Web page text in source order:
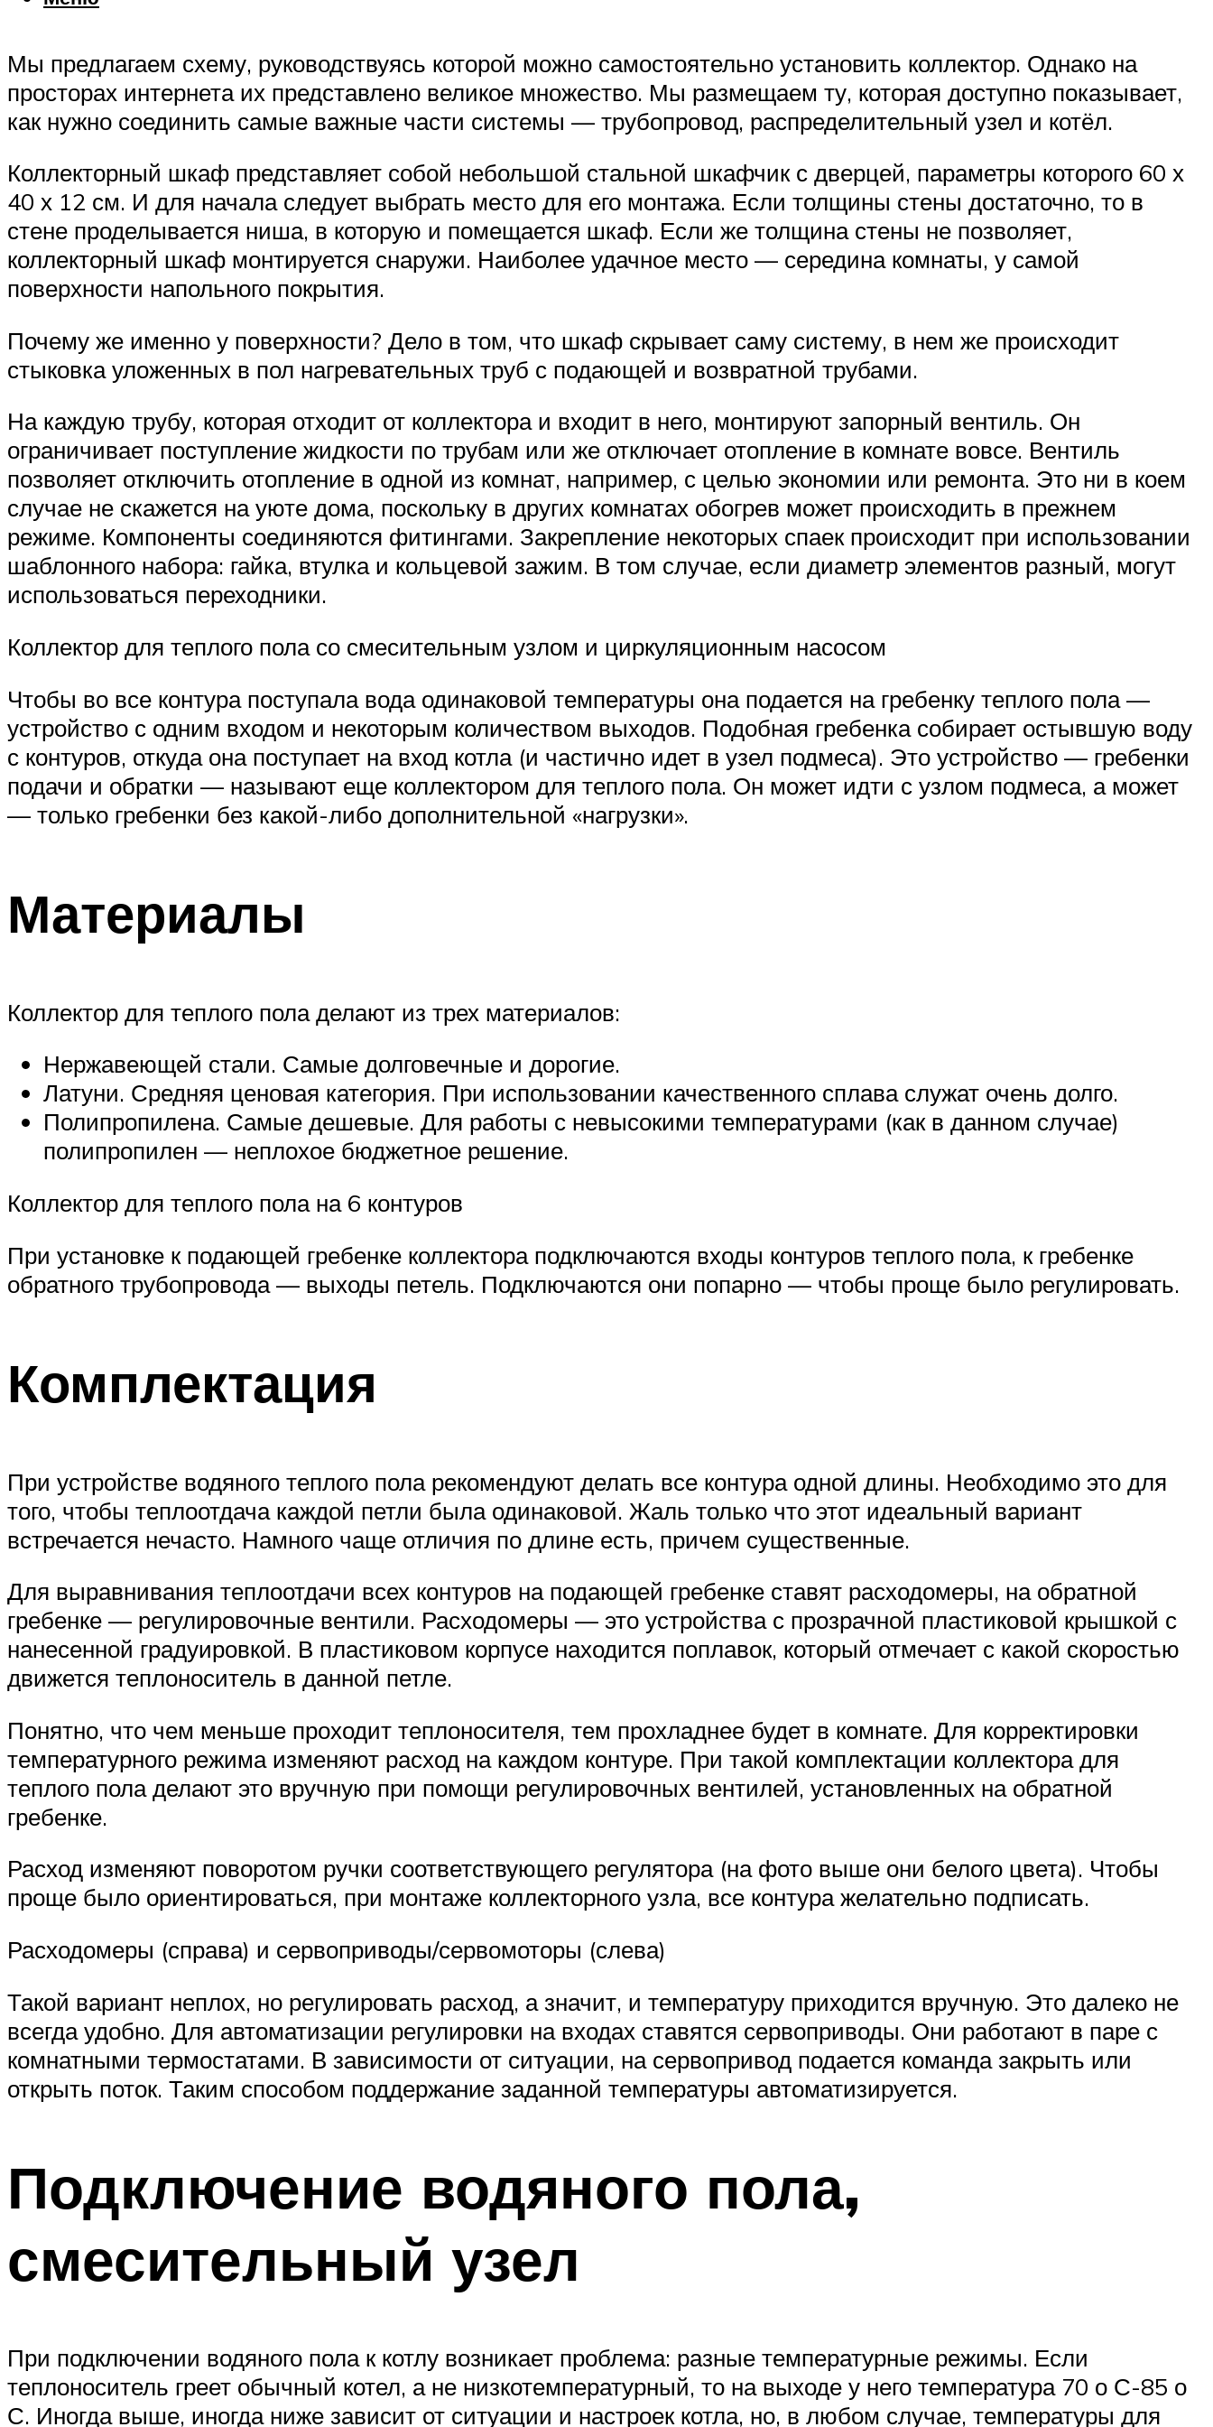
Мы предлагаем схему, руководствуясь которой можно самостоятельно установить коллектор. Однако на
просторах интернета их представлено великое множество. Мы размещаем ту, которая доступно показывает,
как нужно соединить самые важные части системы — трубопровод, распределительный узел и котёл.
Коллекторный шкаф представляет собой небольшой стальной шкафчик с дверцей, параметры которого 60 х
40 х 12 см. И для начала следует выбрать место для его монтажа. Если толщины стены достаточно, то в
стене проделывается ниша, в которую и помещается шкаф. Если же толщина стены не позволяет,
коллекторный шкаф монтируется снаружи. Наиболее удачное место — середина комнаты, у самой
поверхности напольного покрытия.
Почему же именно у поверхности? Дело в том, что шкаф скрывает саму систему, в нем же происходит
стыковка уложенных в пол нагревательных труб с подающей и возвратной трубами.
На каждую трубу, которая отходит от коллектора и входит в него, монтируют запорный вентиль. Он
ограничивает поступление жидкости по трубам или же отключает отопление в комнате вовсе. Вентиль
позволяет отключить отопление в одной из комнат, например, с целью экономии или ремонта. Это ни в коем
случае не скажется на уюте дома, поскольку в других комнатах обогрев может происходить в прежнем
режиме. Компоненты соединяются фитингами. Закрепление некоторых спаек происходит при использовании
шаблонного набора: гайка, втулка и кольцевой зажим. В том случае, если диаметр элементов разный, могут
использоваться переходники.
Коллектор для теплого пола со смесительным узлом и циркуляционным насосом
Чтобы во все контура поступала вода одинаковой температуры она подается на гребенку теплого пола —
устройство с одним входом и некоторым количеством выходов. Подобная гребенка собирает остывшую воду
с контуров, откуда она поступает на вход котла (и частично идет в узел подмеса). Это устройство — гребенки
подачи и обратки — называют еще коллектором для теплого пола. Он может идти с узлом подмеса, а может
— только гребенки без какой-либо дополнительной «нагрузки».
Материалы
Коллектор для теплого пола делают из трех материалов:
Нержавеющей стали. Самые долговечные и дорогие.
Латуни. Средняя ценовая категория. При использовании качественного сплава служат очень долго.
Полипропилена. Самые дешевые. Для работы с невысокими температурами (как в данном случае)
полипропилен — неплохое бюджетное решение.
Коллектор для теплого пола на 6 контуров
При установке к подающей гребенке коллектора подключаются входы контуров теплого пола, к гребенке
обратного трубопровода — выходы петель. Подключаются они попарно — чтобы проще было регулировать.
Комплектация
При устройстве водяного теплого пола рекомендуют делать все контура одной длины. Необходимо это для
того, чтобы теплоотдача каждой петли была одинаковой. Жаль только что этот идеальный вариант
встречается нечасто. Намного чаще отличия по длине есть, причем существенные.
Для выравнивания теплоотдачи всех контуров на подающей гребенке ставят расходомеры, на обратной
гребенке — регулировочные вентили. Расходомеры — это устройства с прозрачной пластиковой крышкой с
нанесенной градуировкой. В пластиковом корпусе находится поплавок, который отмечает с какой скоростью
движется теплоноситель в данной петле.
Понятно, что чем меньше проходит теплоносителя, тем прохладнее будет в комнате. Для корректировки
температурного режима изменяют расход на каждом контуре. При такой комплектации коллектора для
теплого пола делают это вручную при помощи регулировочных вентилей, установленных на обратной
гребенке.
Расход изменяют поворотом ручки соответствующего регулятора (на фото выше они белого цвета). Чтобы
проще было ориентироваться, при монтаже коллекторного узла, все контура желательно подписать.
Расходомеры (справа) и сервоприводы/сервомоторы (слева)
Такой вариант неплох, но регулировать расход, а значит, и температуру приходится вручную. Это далеко не
всегда удобно. Для автоматизации регулировки на входах ставятся сервоприводы. Они работают в паре с
комнатными термостатами. В зависимости от ситуации, на сервопривод подается команда закрыть или
открыть поток. Таким способом поддержание заданной температуры автоматизируется.
Подключение водяного пола,
смесительный узел
При подключении водяного пола к котлу возникает проблема: разные температурные режимы. Если
теплоноситель греет обычный котел, а не низкотемпературный, то на выходе у него температура 70 о С-85 о
С. Иногда выше, иногда ниже зависит от ситуации и настроек котла, но, в любом случае, температуры для